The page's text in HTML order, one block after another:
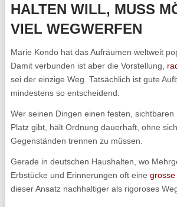
HALTEN WILL, MUSS
VIEL WEGWERFEN
Marie Kondo hat das Aufräumen weltweit
Damit verbunden ist aber die Vorstellung,
sei der einzige Weg. Tatsächlich ist gute
mindestens so entscheidend.
Wer seinen Dingen einen festen, sichtbaren
Platz gibt, hält Ordnung dauerhaft, ohne
Gegenständen trennen zu müssen.
Gerade in deutschen Haushalten, wo
Erbstücke und Erinnerungen oft eine grosse
dieser Ansatz nachhaltiger als rigoroses